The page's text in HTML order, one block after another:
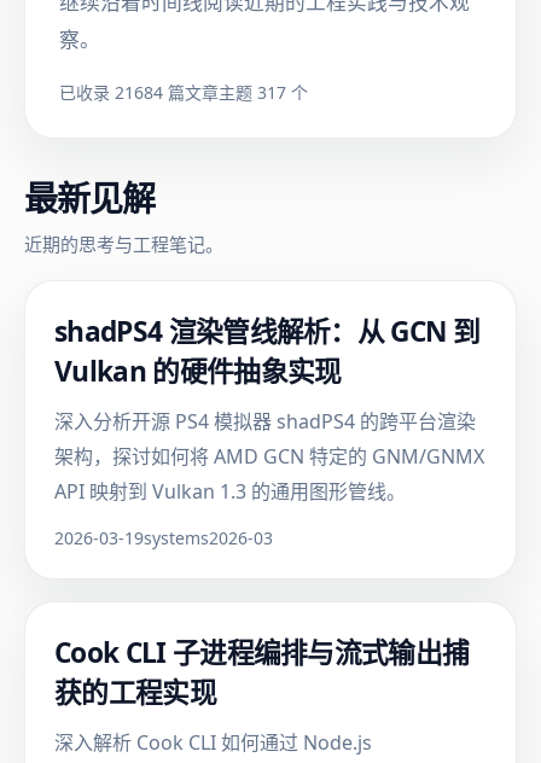
察。
已收录 21684 篇文章主题 317 个
最新见解
近期的思考与工程笔记。
shadPS4 渲染管线解析：从 GCN 到
Vulkan 的硬件抽象实现
深入分析开源 PS4 模拟器 shadPS4 的跨平台渲染
架构，探讨如何将 AMD GCN 特定的 GNM/GNMX
API 映射到 Vulkan 1.3 的通用图形管线。
2026-03-19systems2026-03
Cook CLI 子进程编排与流式输出捕
获的工程实现
深入解析 Cook CLI 如何通过 Node.js